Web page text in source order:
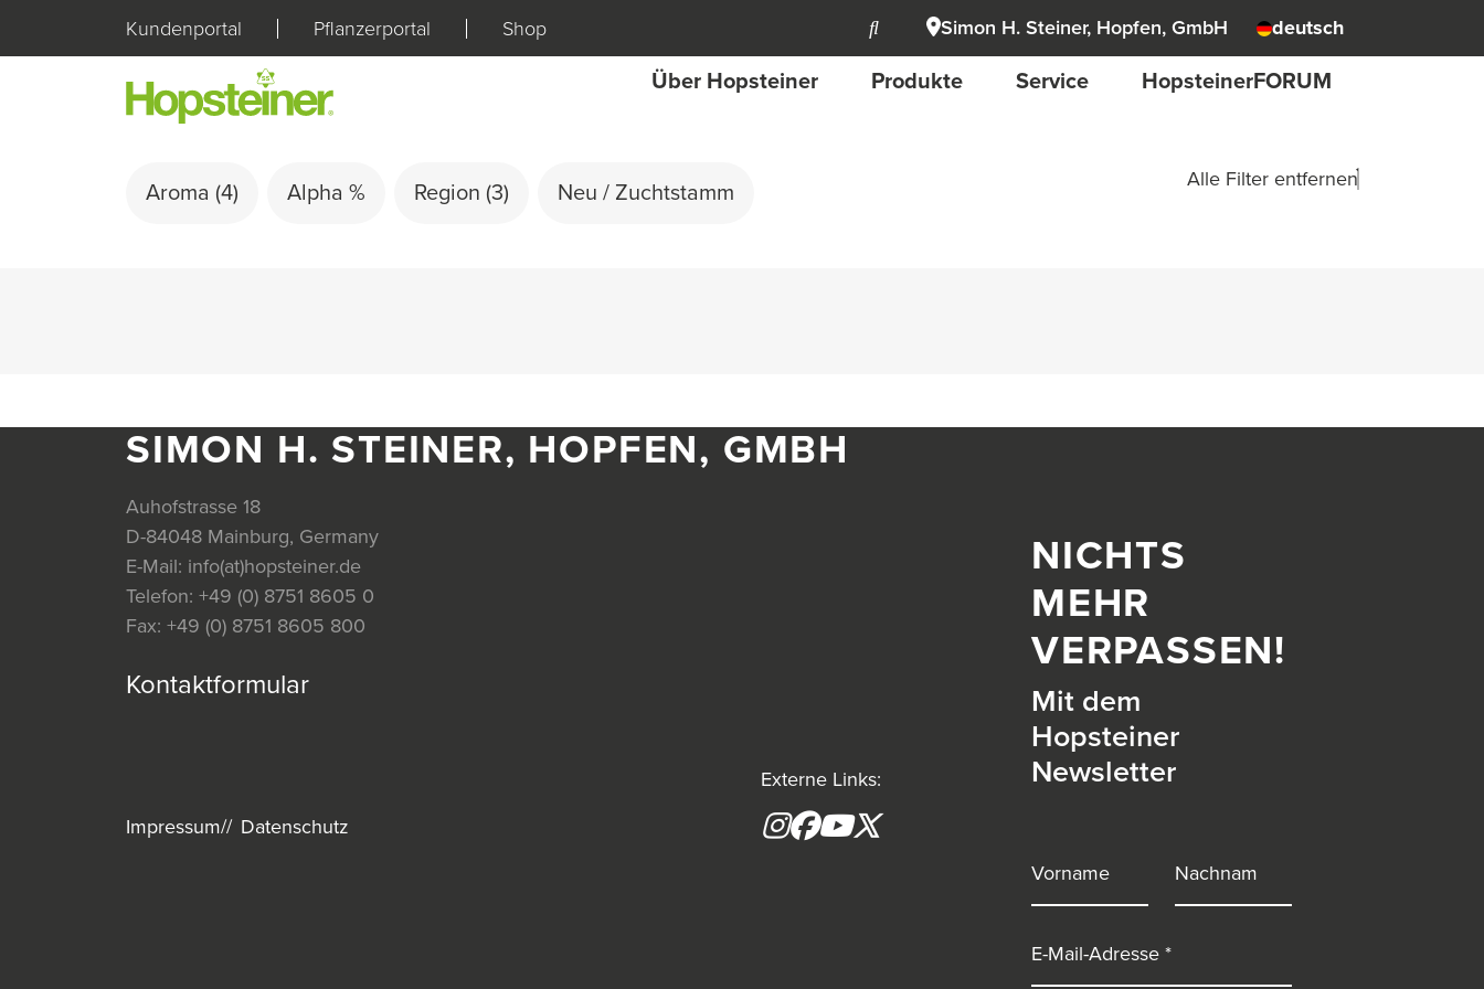
Kundenportal Pflanzerportal Shop Simon H. Steiner, Hopfen, GmbH deutsch
Über Hopsteiner Produkte Service HopsteinerFORUM
Aroma (4) Alpha % Region (3) Neu / Zuchtstamm
Alle Filter entfernen
SIMON H. STEINER, HOPFEN, GMBH
Auhofstrasse 18
D-84048 Mainburg, Germany
E-Mail: info(at)hopsteiner.de
Telefon: +49 (0) 8751 8605 0
Fax: +49 (0) 8751 8605 800
Kontaktformular
Externe Links:
Instagram
Facebook
YouTube
Impressum Datenschutz
NICHTS
MEHR
VERPASSEN!
Mit dem
Hopsteiner
Newsletter